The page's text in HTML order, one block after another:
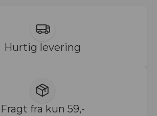
Hurtig levering
Fragt fra kun 59,-